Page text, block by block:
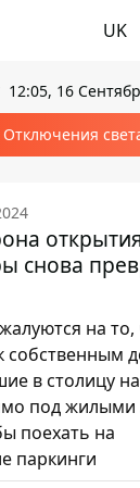
UK
12:05, 16
Отключения
снова
на то,
собственным
в столицу
под жилыми
поехать на
паркинги